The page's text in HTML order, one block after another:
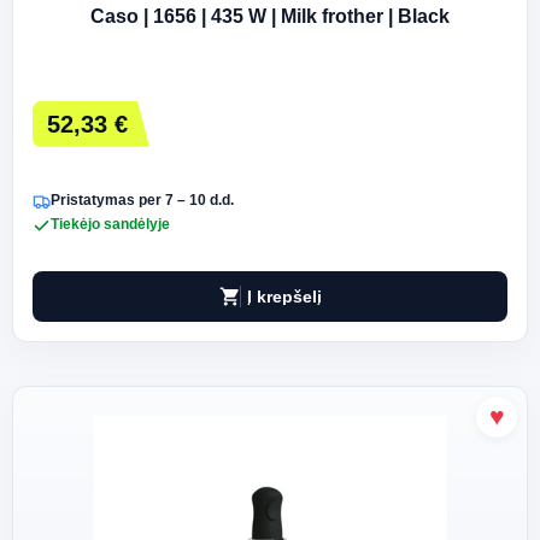
Caso | 1656 | 435 W | Milk frother | Black
52,33 €
Pristatymas per 7 – 10 d.d.
Tiekėjo sandėlyje
shopping_cart Į krepšelį